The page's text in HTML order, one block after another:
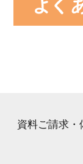
資料ご請求・